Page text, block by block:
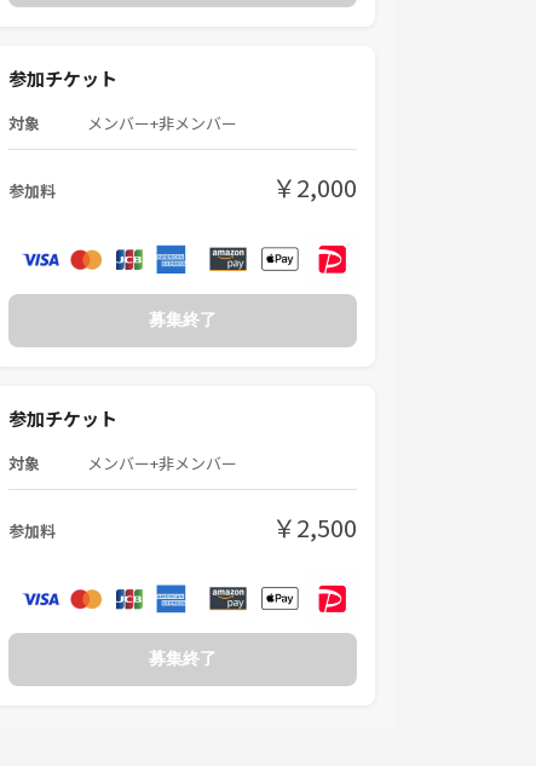
参加チケット
対象 メンバー+非メンバー
参加料 ￥2,000
募集終了
参加チケット
対象 メンバー+非メンバー
参加料 ￥2,500
募集終了